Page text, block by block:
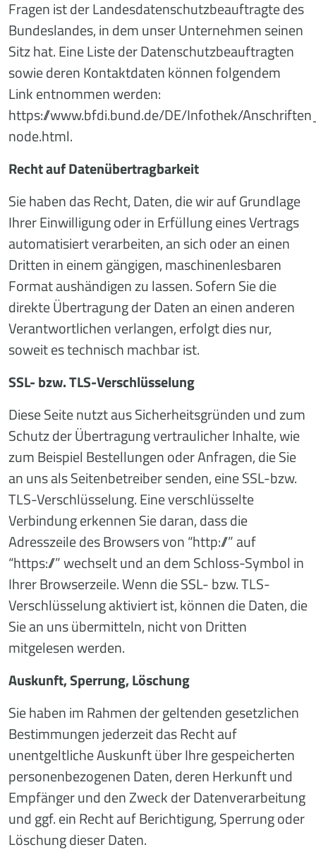
Fragen ist der Landesdatenschutzbeauftragte des
Bundeslandes, in dem unser Unternehmen seinen
Sitz hat. Eine Liste der Datenschutzbeauftragten
sowie deren Kontaktdaten können folgendem
Link entnommen werden:
https://www.bfdi.bund.de/DE/Infothek/
node.html.
Recht auf Datenübertragbarkeit
Sie haben das Recht, Daten, die wir auf Grundlage
Ihrer Einwilligung oder in Erfüllung eines Vertrags
automatisiert verarbeiten, an sich oder an einen
Dritten in einem gängigen, maschinenlesbaren
Format aushändigen zu lassen. Sofern Sie die
direkte Übertragung der Daten an einen anderen
Verantwortlichen verlangen, erfolgt dies nur,
soweit es technisch machbar ist.
SSL- bzw. TLS-Verschlüsselung
Diese Seite nutzt aus Sicherheitsgründen und zum
Schutz der Übertragung vertraulicher Inhalte, wie
zum Beispiel Bestellungen oder Anfragen, die Sie
an uns als Seitenbetreiber senden, eine SSL-bzw.
TLS-Verschlüsselung. Eine verschlüsselte
Verbindung erkennen Sie daran, dass die
Adresszeile des Browsers von “http://” auf
“https://” wechselt und an dem Schloss-Symbol in
Ihrer Browserzeile. Wenn die SSL- bzw. TLS-
Verschlüsselung aktiviert ist, können die Daten, die
Sie an uns übermitteln, nicht von Dritten
mitgelesen werden.
Auskunft, Sperrung, Löschung
Sie haben im Rahmen der geltenden gesetzlichen
Bestimmungen jederzeit das Recht auf
unentgeltliche Auskunft über Ihre gespeicherten
personenbezogenen Daten, deren Herkunft und
Empfänger und den Zweck der Datenverarbeitung
und ggf. ein Recht auf Berichtigung, Sperrung oder
Löschung dieser Daten.